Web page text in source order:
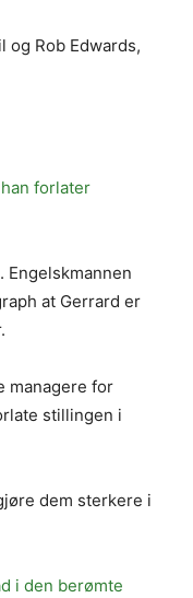
og Rob Edwards,
forlater
at Gerrard er
managere for
stillingen i
dem sterkere i
i den berømte